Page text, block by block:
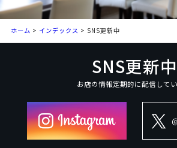
ホーム > インデックス > SNS更新中
SNS更新中
お店の情報定期的に配信して